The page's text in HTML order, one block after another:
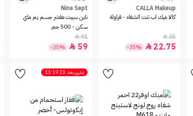
CALLA Makeup
كالا ميك اب تنت الشفاه - فراولة
35

22.75

-35%
Nine Sept
ناين سيبت مقشر جسم يم ماي
سكن - 500 جم
91

59

-35%
ينتهي بعد 11:19:23